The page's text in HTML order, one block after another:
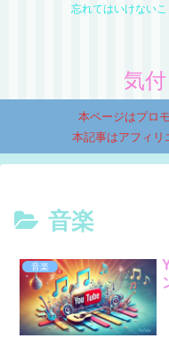
忘れてはいけない
気
本ページはプロ
本記事はアフィリ
音楽
音楽